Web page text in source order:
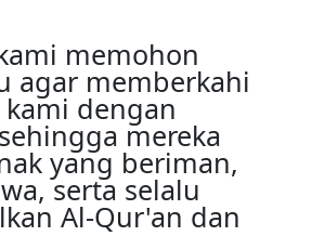
memohon
agar memberkahi
kami dengan
mereka
yang beriman,
serta selalu
Al-Qur'an dan